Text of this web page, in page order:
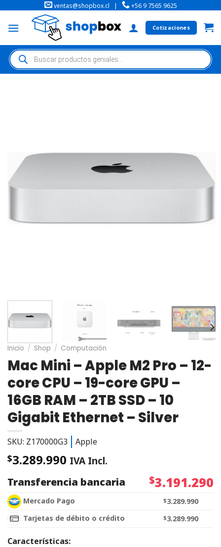
ventas@shopbox.cl | +56 9 7565 9625
Cotizaciones
Inicio / Shop / Computación
Mac Mini – Apple M2 Pro – 12-
core CPU – 19-core GPU –
16GB RAM – 2TB SSD – 10
Gigabit Ethernet – Silver
SKU: Z170000G3 Apple
$3.289.990 IVA Incl.
Transferencia bancaria
$3.191.290
Mercado Pago $3.289.990
Tarjetas de débito o crédito
$3.289.990
Características: